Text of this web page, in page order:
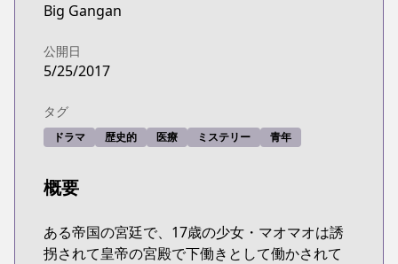
Big Gangan
公開日
5/25/2017
タグ
ドラマ 歴史的 医療 ミステリー 青年
概要
ある帝国の宮廷で、17歳の少女・マオマオは誘
拐されて皇帝の宮殿で下働きとして働かされて